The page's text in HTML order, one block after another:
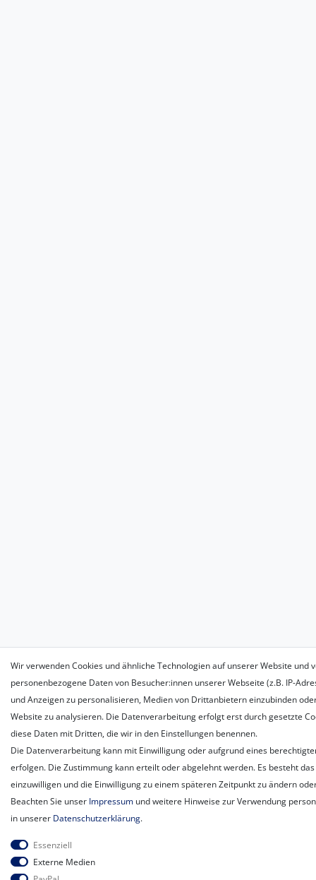
Wir verwenden Cookies und ähnliche Technologien auf unserer Website und
personenbezogene Daten von Besucher:innen unserer Webseite (z.B. IP-
und Anzeigen zu personalisieren, Medien von Drittanbietern einzubinden
Website zu analysieren. Die Datenverarbeitung erfolgt erst durch gesetzte
diese Daten mit Dritten, die wir in den Einstellungen benennen.
Die Datenverarbeitung kann mit Einwilligung oder aufgrund eines
erfolgen. Die Zustimmung kann erteilt oder abgelehnt werden. Es besteht das
einzuwilligen und die Einwilligung zu einem späteren Zeitpunkt zu ändern
Beachten Sie unser Impressum und weitere Hinweise zur Verwendung
in unserer Daten­schutz­erklärung.
Essenziell
Externe Medien